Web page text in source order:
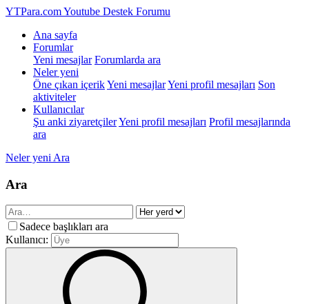
YTPara.comYoutube Destek Forumu
Ana sayfa
Forumlar
Yeni mesajlar Forumlarda ara
Neler yeni
Öne çıkan içerikYeni mesajlarYeni profil mesajları Son
aktiviteler
Kullanıcılar
Şu anki ziyaretçilerYeni profil mesajları Profil mesajlarında
ara
Neler yeni Ara
Ara
Sadece başlıkları ara
Kullanıcı: